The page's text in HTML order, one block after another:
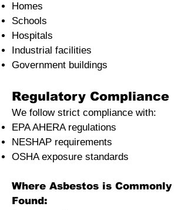
Homes
Schools
Hospitals
Industrial facilities
Government buildings
Regulatory Compliance
We follow strict compliance with:
EPA AHERA regulations
NESHAP requirements
OSHA exposure standards
Where Asbestos is Commonly
Found: